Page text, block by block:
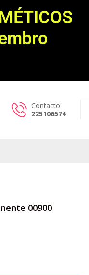
Contacto:
225106574
00900